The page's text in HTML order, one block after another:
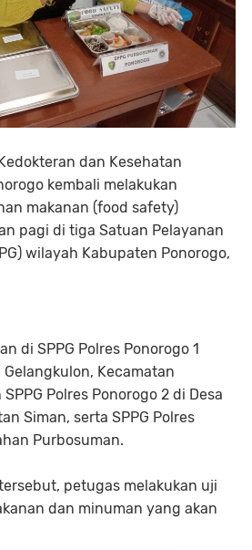
Kedokteran dan Kesehatan
kembali melakukan
makanan (food safety)
pagi di tiga Satuan Pelayanan
wilayah Kabupaten Ponorogo,
di SPPG Polres Ponorogo 1
Kecamatan
Polres Ponorogo 2 di Desa
Siman, serta SPPG Polres
Purbosuman.
petugas melakukan uji
dan minuman yang akan